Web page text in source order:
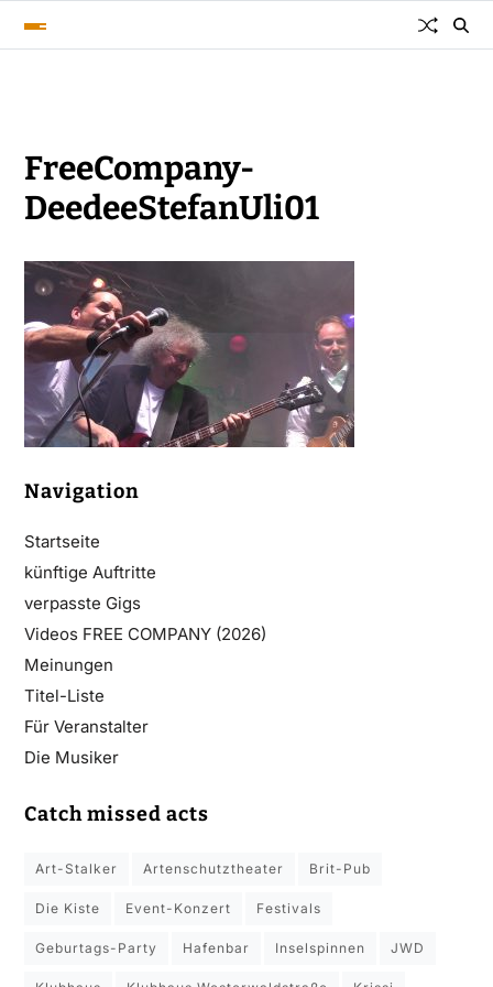
FreeCompany-
DeedeeStefanUli01
Navigation
Startseite
künftige Auftritte
verpasste Gigs
Videos FREE COMPANY (2026)
Meinungen
Titel-Liste
Für Veranstalter
Die Musiker
Catch missed acts
Art-Stalker Artenschutztheater Brit-Pub
Die Kiste Event-Konzert Festivals
Geburtags-Party Hafenbar Inselspinnen JWD